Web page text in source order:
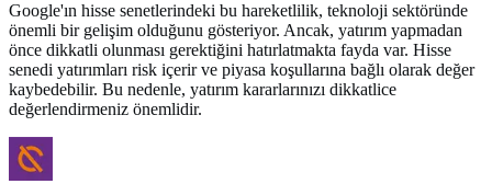
Google'ın hisse senetlerindeki bu hareketlilik, teknoloji sektöründe
önemli bir gelişim olduğunu gösteriyor. Ancak, yatırım yapmadan
önce dikkatli olunması gerektiğini hatırlatmakta fayda var. Hisse
senedi yatırımları risk içerir ve piyasa koşullarına bağlı olarak değer
kaybedebilir. Bu nedenle, yatırım kararlarınızı dikkatlice
değerlendirmeniz önemlidir.